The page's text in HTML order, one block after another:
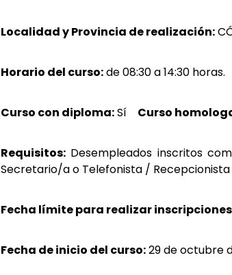
Localidad y Provincia de realización:
Horario del curso:de 08:30 a 14:30 horas.
Curso con diploma:Sí Curso
Requisitos: Desempleados inscritos
Secretario/a o Telefonista /
Fecha límite para realizar
Fecha de inicio del curso:29 de octubre